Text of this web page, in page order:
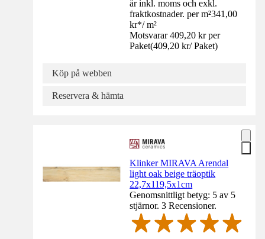
är inkl. moms och exkl.
fraktkostnader. per m²341,00
kr*/ m²
Motsvarar 409,20 kr per
Paket(409,20 kr/ Paket)
Köp på webben
Reservera & hämta
Klinker MIRAVA Arendal
light oak beige träoptik
22,7x119,5x1cm
Genomsnittligt betyg: 5 av 5
stjärnor. 3 Recensioner.